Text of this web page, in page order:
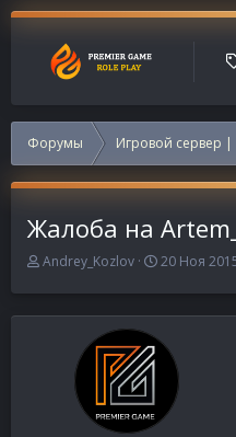
Форумы Игровой сервер |
Жалоба на
А
т
о
Andrey_Kozlov
Д
т
а
н
л
20 Ноя